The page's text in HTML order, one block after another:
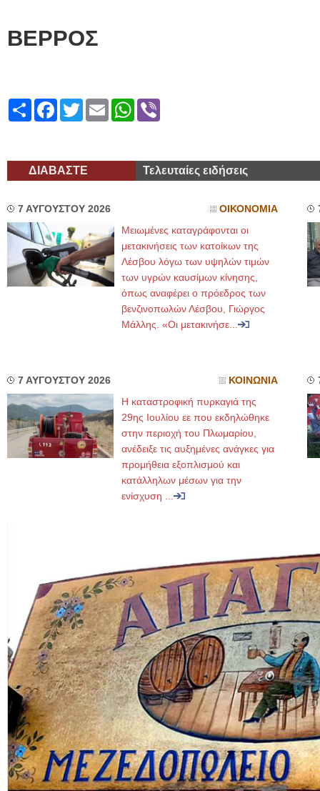
ΒΕΡΡΟΣ
ShareFacebook
TwitterEmailWhatsApp
ΔΙΑΒΑΣΤΕ Τελευταίες ειδήσεις
7 ΑΥΓΟΥΣΤΟΥ 2026 ΟΙΚΟΝΟΜΙΑ
Μειωμένες καταγράφονται οι
μετακινήσεις των κατοίκων της
Λέσβου λόγω των υψηλών τιμών
των υγρών καυσίμων κίνησης,
όπως αναφέρει ο πρόεδρος των
βενζινοπωλών Λέσβου, Γιώργος
Μάλλης. «Οι μετακινήσε...
7 ΑΥΓΟΥΣΤΟΥ 2026 ΚΟΙΝΩΝΙΑ
Η καταστροφική πυρκαγιά της
29ης Ιουλίου εε που εκδηλώθηκε
στην περιοχή του Πλωμαρίου,
ανέδειξε τις αυξημένες ανάγκες για
προμήθεια εξοπλισμού και
κατάλληλων μέσων για την
ενίσχυση ...